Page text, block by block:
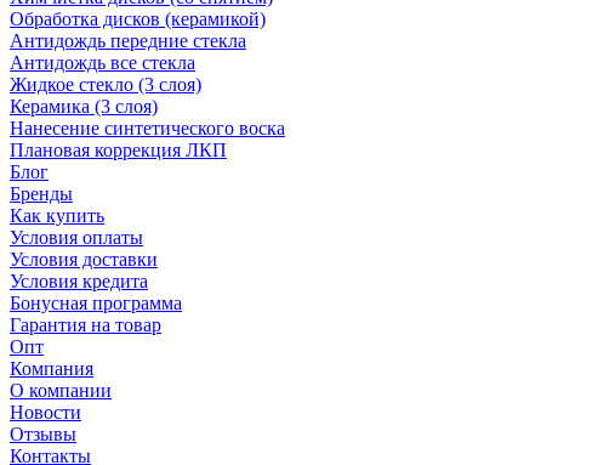
Обработка дисков (керамикой)
Антидождь передние стекла
Антидождь все стекла
Жидкое стекло (3 слоя)
Керамика (3 слоя)
Нанесение синтетического воска
Плановая коррекция ЛКП
Блог
Бренды
Как купить
Условия оплаты
Условия доставки
Условия кредита
Бонусная программа
Гарантия на товар
Опт
Компания
О компании
Новости
Отзывы
Контакты